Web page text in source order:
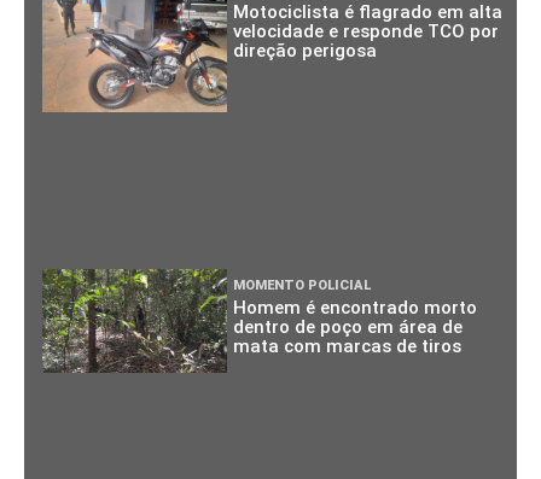
Motociclista é flagrado em alta
velocidade e responde TCO por
direção perigosa
MOMENTO POLICIAL
Homem é encontrado morto
dentro de poço em área de
mata com marcas de tiros